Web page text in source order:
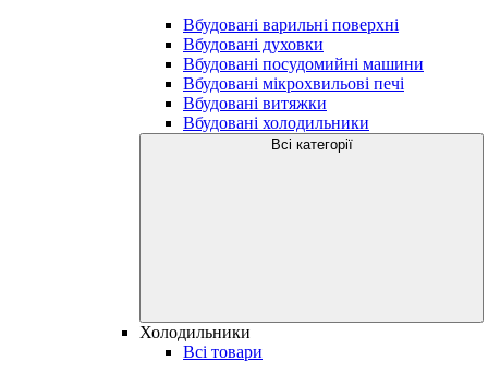
Вбудовані варильні поверхні
Вбудовані духовки
Вбудовані посудомийні машини
Вбудовані мікрохвильові печі
Вбудовані витяжки
Вбудовані холодильники
Всі категорії
Холодильники
Всі товари